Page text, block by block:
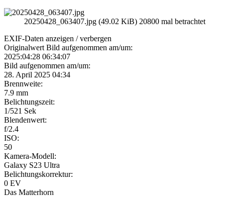
20250428_063407.jpg (49.02 KiB) 20800 mal betrachtet
EXIF-Daten anzeigen / verbergen
Originalwert Bild aufgenommen am/um:
2025:04:28 06:34:07
Bild aufgenommen am/um:
28. April 2025 04:34
Brennweite:
7.9 mm
Belichtungszeit:
1/521 Sek
Blendenwert:
f/2.4
ISO:
50
Kamera-Modell:
Galaxy S23 Ultra
Belichtungskorrektur:
0 EV
Das Matterhorn